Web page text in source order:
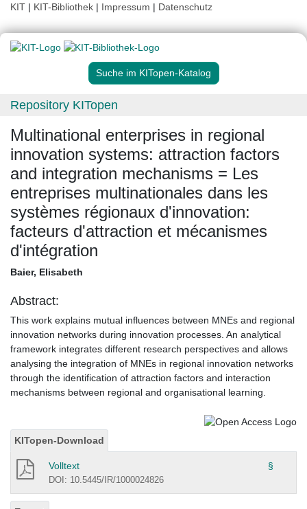
KIT | KIT-Bibliothek | Impressum | Datenschutz
Suche im KITopen-Katalog
Repository KITopen
Multinational enterprises in regional
innovation systems: attraction factors
and integration mechanisms = Les
entreprises multinationales dans les
systèmes régionaux d'innovation:
facteurs d'attraction et mécanismes
d'intégration
Baier, Elisabeth
Abstract:
This work explains mutual influences between MNEs and regional
innovation networks during innovation processes. An analytical
framework integrates different research perspectives and allows
analysing the integration of MNEs in regional innovation networks
through the identification of attraction factors and interaction
mechanisms between regional and organisational learning.
KITopen-Download
Volltext §
DOI: 10.5445/IR/1000024826